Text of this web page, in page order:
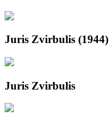
Juris Zvirbulis (1944)
Juris Zvirbulis